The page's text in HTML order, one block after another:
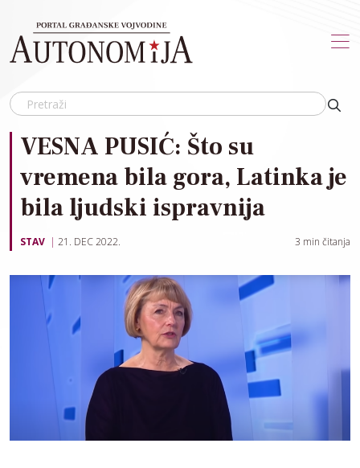
VESNA PUSIĆ: Što su
vremena bila gora, Latinka je
bila ljudski ispravnija
STAV 21. DEC 2022. 3 min čitanja